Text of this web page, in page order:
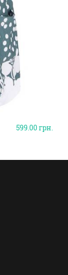
599.00грн.